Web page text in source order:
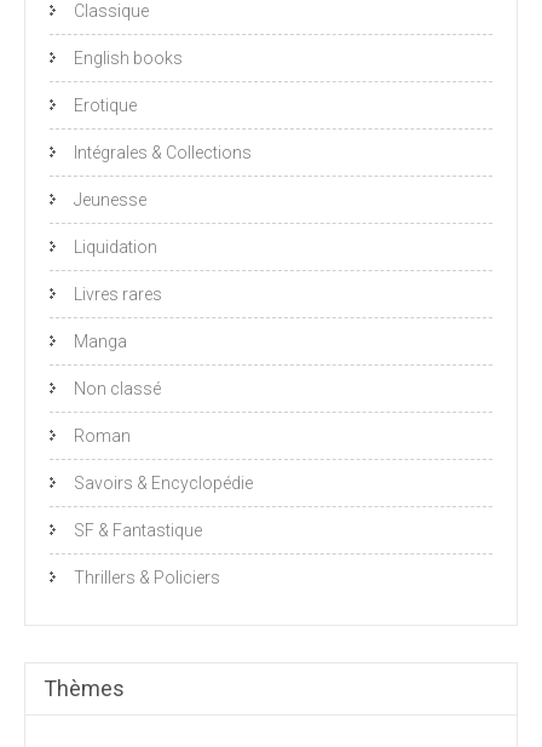
Classique
English books
Erotique
Intégrales & Collections
Jeunesse
Liquidation
Livres rares
Manga
Non classé
Roman
Savoirs & Encyclopédie
SF & Fantastique
Thrillers & Policiers
Thèmes